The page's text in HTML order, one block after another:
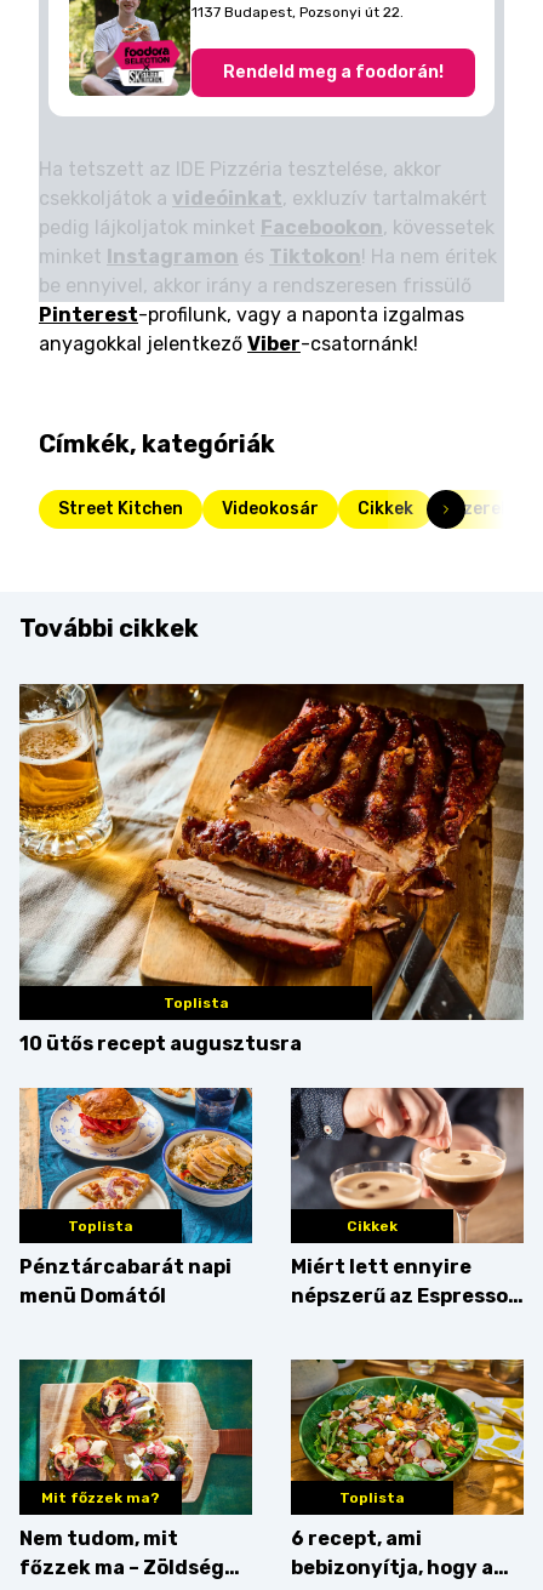
1137 Budapest, Pozsonyi út 22.
Rendeld meg a foodorán!
Ha tetszett az IDE Pizzéria tesztelése, akkor
csekkoljátok a videóinkat, exkluzív tartalmakért
pedig lájkoljatok minket Facebookon, kövessetek
minket Instagramon és Tiktokon! Ha nem éritek
be ennyivel, akkor irány a rendszeresen frissülő
Pinterest-profilunk, vagy a naponta izgalmas
anyagokkal jelentkező Viber-csatornánk!
Címkék, kategóriák
Street Kitchen Videokosár Cikkek Szerelem
További cikkek
Toplista
10 ütős recept augusztusra
Toplista
Pénztárcabarát napi
menü Domától
Cikkek
Miért lett ennyire
népszerű az Espresso
érdemes enni mellé?
Mit főzzek ma?
Nem tudom, mit
főzzek ma – Zöldség
Toplista
6 recept, ami
bebizonyítja, hogy a